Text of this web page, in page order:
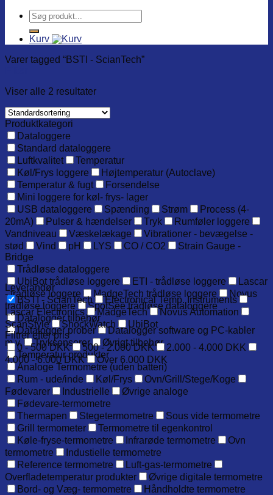
Søg
efter:
Kurv
Varer tagged “BSTI - ScianTech”
Viser alle 2 resultater
Produktkategori
Dataloggere
Standard dataloggere
Luftkvalitet
Temperatur
Køl/Frys loggere
Højtemperatur (Autoclave)
Temperatur & fugt
Forsendelse
Mini loggere for køl- frys- lager
USB dataloggere
Spænding Strøm
Process (4-
20mA)
Pulser & hændelser Tryk
Rumføler loggere
Vandniveau
Væskelækage
Vibrationer - bevægelse -
stød
Vind pH LYS CO / CO2
Strain Gauge -
Bridge
Trådløse dataloggere
UbiBot trådløse loggere
ETI - trådløse loggere
Lascar
- trådløse loggere
MadgeTech trådløse loggere
Novus
trådløse loggere
SpotSee trådløse dataloggere
Datalogger tilbehør
Datalogger prober
Datalogger software og PC-kabler
m.v.
Tryksensorer
Øvrigt tilbehør
Temperatur produkter
Analoge Termometre (uden batteri)
Rum - ude/inde
Køl/Frys
Ovn/Grill/Stege/Koge
Fødevarer
Industrielle
Øvrige analoge
Fødevare-termometre
Thermapen
Stegetermometre
Sous vide termometre
Grill termometer
Termometre til egenkontrol
Køle-fryse-termometre
Infrarøde termometre
Ovn
termometre
Industielle termometre
Reference termometre
Luft-gas-termometre
Overfladetemperatur produkter
Øvrige digitale termometre
Bord- og Væg- termometre
Håndholdte termometre
Leverandør
BSTI - ScianTech
Electronical Temp. Instruments
Lascar Electronics
MadgeTech
Novus Automation
ScanStyle
ShockWatch
UbiBot
Filtrer efter pris
0 - 500 DKK
500 - 2.000 DKK
2.000 - 4.000 DKK
4.000 - 6.000 DKK
Over 6.000 DKK